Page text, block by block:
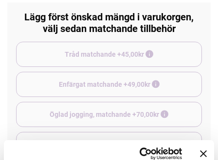
Lägg först önskad mängd i varukorgen,
välj sedan matchande tillbehör
Tråd matchande +45,00kr
Enfärgat matchande +49,00kr
Öglad jogging, matchande +70,00kr